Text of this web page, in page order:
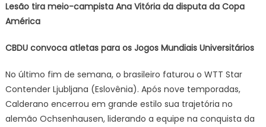
Lesão tira meio-campista Ana Vitória da disputa da Copa
América
CBDU convoca atletas para os Jogos Mundiais Universitários
No último fim de semana, o brasileiro faturou o WTT Star
Contender Ljubljana (Eslovênia). Após nove temporadas,
Calderano encerrou em grande estilo sua trajetória no
alemão Ochsenhausen, liderando a equipe na conquista da